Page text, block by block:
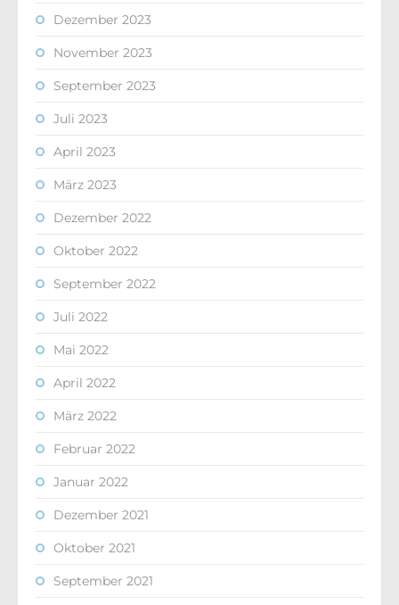
Dezember 2023
November 2023
September 2023
Juli 2023
April 2023
März 2023
Dezember 2022
Oktober 2022
September 2022
Juli 2022
Mai 2022
April 2022
März 2022
Februar 2022
Januar 2022
Dezember 2021
Oktober 2021
September 2021